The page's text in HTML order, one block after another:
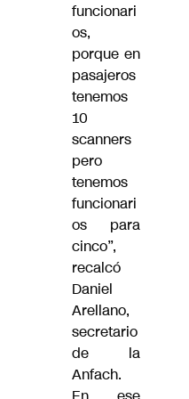
funcionari
os,
porque en
pasajeros
tenemos
10
scanners
pero
tenemos
funcionari
os para
cinco”,
recalcó
Daniel
Arellano,
secretario
de la
Anfach.